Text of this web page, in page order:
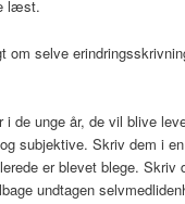
læst.
om selve
i de unge år, de vil blive
subjektive. Skriv dem i
er blevet blege. Skriv
undtagen